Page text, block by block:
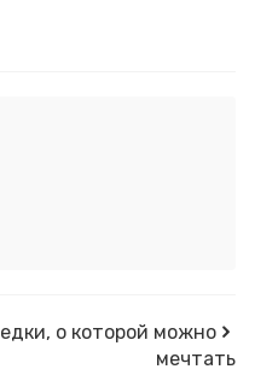
о которой можно
мечтать